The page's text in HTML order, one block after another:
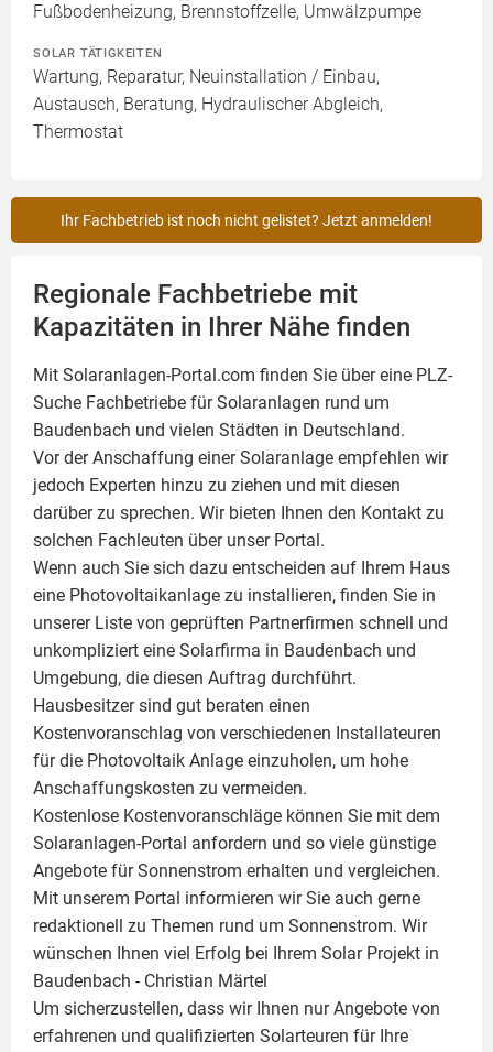
Fußbodenheizung, Brennstoffzelle, Umwälzpumpe
SOLAR TÄTIGKEITEN
Wartung, Reparatur, Neuinstallation / Einbau,
Austausch, Beratung, Hydraulischer Abgleich,
Thermostat
Ihr Fachbetrieb ist noch nicht gelistet? Jetzt anmelden!
Regionale Fachbetriebe mit
Kapazitäten in Ihrer Nähe finden
Mit Solaranlagen-Portal.com finden Sie über eine PLZ-
Suche Fachbetriebe fürSolaranlagen rund um
Baudenbach und vielen Städten in Deutschland.
Vor der Anschaffung einer Solaranlage empfehlen wir
jedoch Experten hinzu zu ziehen und mit diesen
darüber zu sprechen. Wir bieten Ihnen den Kontakt zu
solchen Fachleuten über unser Portal.
Wenn auch Sie sich dazu entscheiden auf Ihrem Haus
eine Photovoltaikanlage zu installieren, finden Sie in
unserer Liste von geprüften Partnerfirmen schnell und
unkompliziert eine Solarfirma in Baudenbach und
Umgebung, die diesen Auftrag durchführt.
Hausbesitzer sind gut beraten einen
Kostenvoranschlag von verschiedenen Installateuren
für die Photovoltaik Anlage einzuholen, um hohe
Anschaffungskosten zu vermeiden.
Kostenlose Kostenvoranschläge können Sie mit dem
Solaranlagen-Portal anfordern und so viele günstige
Angebote für Sonnenstrom erhalten und vergleichen.
Mit unserem Portal informieren wir Sie auch gerne
redaktionell zu Themen rund um Sonnenstrom. Wir
wünschen Ihnen viel Erfolg bei Ihrem Solar Projekt in
Baudenbach - Christian Märtel
Um sicherzustellen, dass wir Ihnen nur Angebote von
erfahrenen und qualifizierten Solarteuren für Ihre